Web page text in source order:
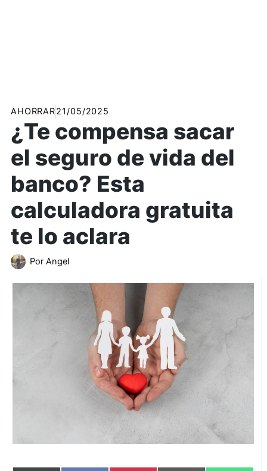
AHORRAR21/05/2025
¿Te compensa sacar
el seguro de vida del
banco? Esta
calculadora gratuita
te lo aclara
Por Angel